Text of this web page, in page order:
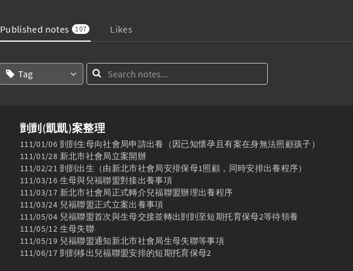
Published notes 107 Likes
Tag
剴剴(凱凱)案整理
111/01/06 剴剴生母向社會局申請出養（因已知懷孕且有案在身無法照顧孩子）
111/01/28 新北市社會局立案開辦
111/02/21 剴剴出生（由新北市社會局安排保母1照顧，同時安排出養程序）
111/03/16 生母與兒福聯盟對接出養事項
111/03/17 新北市社會局正式轉介兒福聯盟辦理出養程序
111/03/24 兒福聯盟正式立案出養事項
111/05/04 兒福聯盟首次與生母交接並轉出剴剴至短期托育保母2等待領養
111/05/12 生母失聯
111/05/19 兒福聯盟通知新北市社會局生母失聯等事項
111/06/17 剴剴移出兒福聯盟安排的短期托育保母2